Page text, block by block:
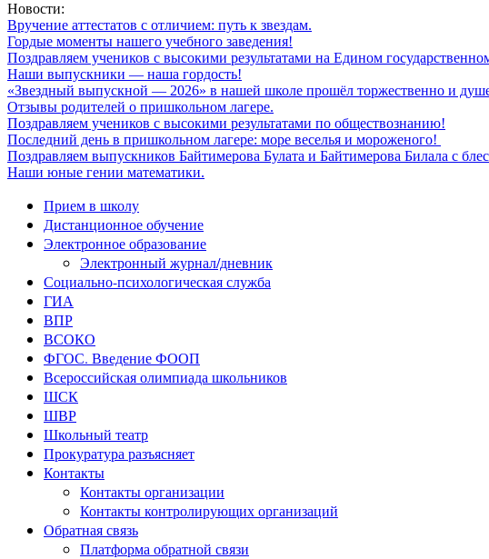
Новости:
Вручение аттестатов с отличием: путь к звездам.
Гордые моменты нашего учебного заведения!
Поздравляем учеников с высокими результатами на Едином
Наши выпускники — наша гордость!
«Звездный выпускной — 2026» в нашей школе прошёл торжественно и
Отзывы родителей о пришкольном лагере.
Поздравляем учеников с высокими результатами по обществознанию!
Последний день в пришкольном лагере: море веселья и мороженого!
Поздравляем выпускников Байтимерова Булата и Байтимерова Билала с
Наши юные гении математики.
Прием в школу
Дистанционное обучение
Электронное образование
Электронный журнал/дневник
Социально-психологическая служба
ГИА
ВПР
ВСОКО
ФГОС. Введение ФООП
Всероссийская олимпиада школьников
ШСК
ШВР
Школьный театр
Прокуратура разъясняет
Контакты
Контакты организации
Контакты контролирующих организаций
Обратная связь
Платформа обратной связи